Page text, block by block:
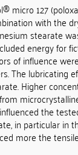
micro 127
with the
stearate
energy for
of influence
The lubricating
Higher
the
in particular in
more the